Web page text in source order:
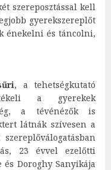
szereposztással kell
gyerekszereplőt
énekelni és táncolni,
, a tehetségkutató
a gyerekek
a tévénézők is
látnák szívesen a
23 évvel ezelőtti
Doroghy Sanyikája